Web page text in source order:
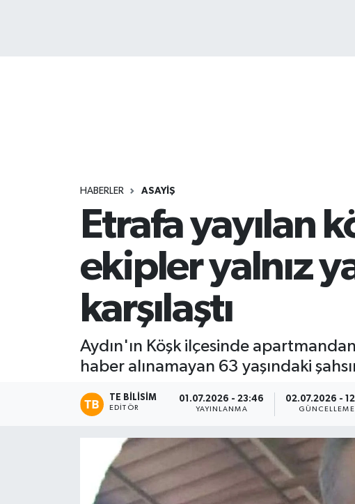
HABERLER ASAYİŞ
Etrafa yayılan
ekipler yalnız
karşılaştı
Aydın'ın Köşk ilçesinde
haber alınamayan 63 yaşındaki
TE BILISIM
EDITÖR
01.07.2026 - 23:46
YAYINLANMA
02.07.2026 -
GÜNCELLEME